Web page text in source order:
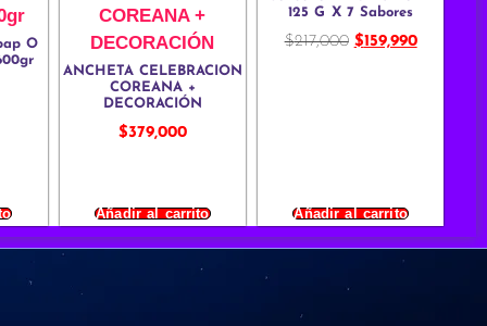
O
ANCHETA CELEBRACION
COREANA +
DECORACIÓN
$379,000
Añadir al carrito
125 G X 7 Sabores
$217,000 $159,990
Añadir al carrito